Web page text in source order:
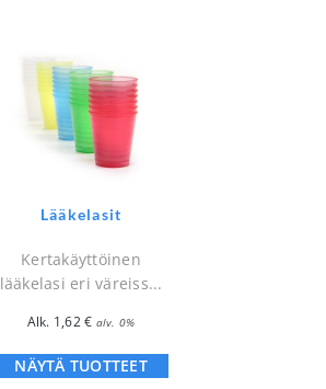
Lääkelasit
Kertakäyttöinen
lääkelasi eri väreiss...
Alk. 1,62€ alv. 0%
NÄYTÄ TUOTTEET